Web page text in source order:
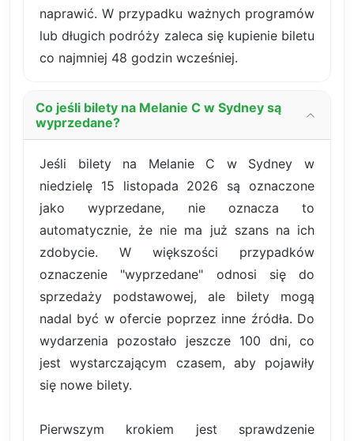
naprawić. W przypadku ważnych programów
lub długich podróży zaleca się kupienie biletu
co najmniej 48 godzin wcześniej.
Co jeśli bilety na Melanie C w Sydney są
wyprzedane?
Jeśli bilety na Melanie C w Sydney w
niedzielę 15 listopada 2026 są oznaczone
jako wyprzedane, nie oznacza to
automatycznie, że nie ma już szans na ich
zdobycie. W większości przypadków
oznaczenie "wyprzedane" odnosi się do
sprzedaży podstawowej, ale bilety mogą
nadal być w ofercie poprzez inne źródła. Do
wydarzenia pozostało jeszcze 100 dni, co
jest wystarczającym czasem, aby pojawiły
się nowe bilety.
Pierwszym krokiem jest sprawdzenie